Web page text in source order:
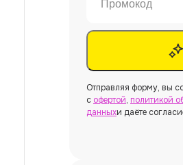
Отправляя форму, вы
с офертой, политикой
данныхи даёте